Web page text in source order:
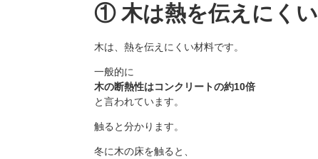
① 木は熱を伝えにくい
木は、熱を伝えにくい材料です。
一般的に
木の断熱性はコンクリートの約10倍
と言われています。
触ると分かります。
冬に木の床を触ると、